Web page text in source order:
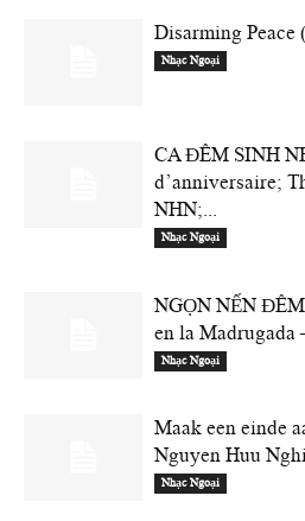
Disarming Peace
Nhạc Ngoại
CA ĐÊM SINH
d’anniversaire;
NHN;...
Nhạc Ngoại
NGỌN NẾN
en la Madrugada
Nhạc Ngoại
Maak een einde
Nguyen Huu
Nhạc Ngoại